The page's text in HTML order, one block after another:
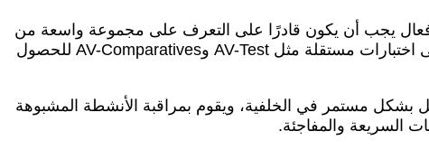
فعال يجب أن يكون قادرًا على التعرف على مجموعة واسعة من
الفيروسات والبرمجيات الخبيثة، بما في ذلك الأنواع الجديدة التي قد تظهر بشكل مستمر. يمكن للمستخدمين الاعتماد على اختبارات مستقلة مثل AV-Test وAV-Comparatives للحصول
مستمر في الخلفية، ويقوم بمراقبة الأنشطة المشبوهة
السريعة والمفاجئة.